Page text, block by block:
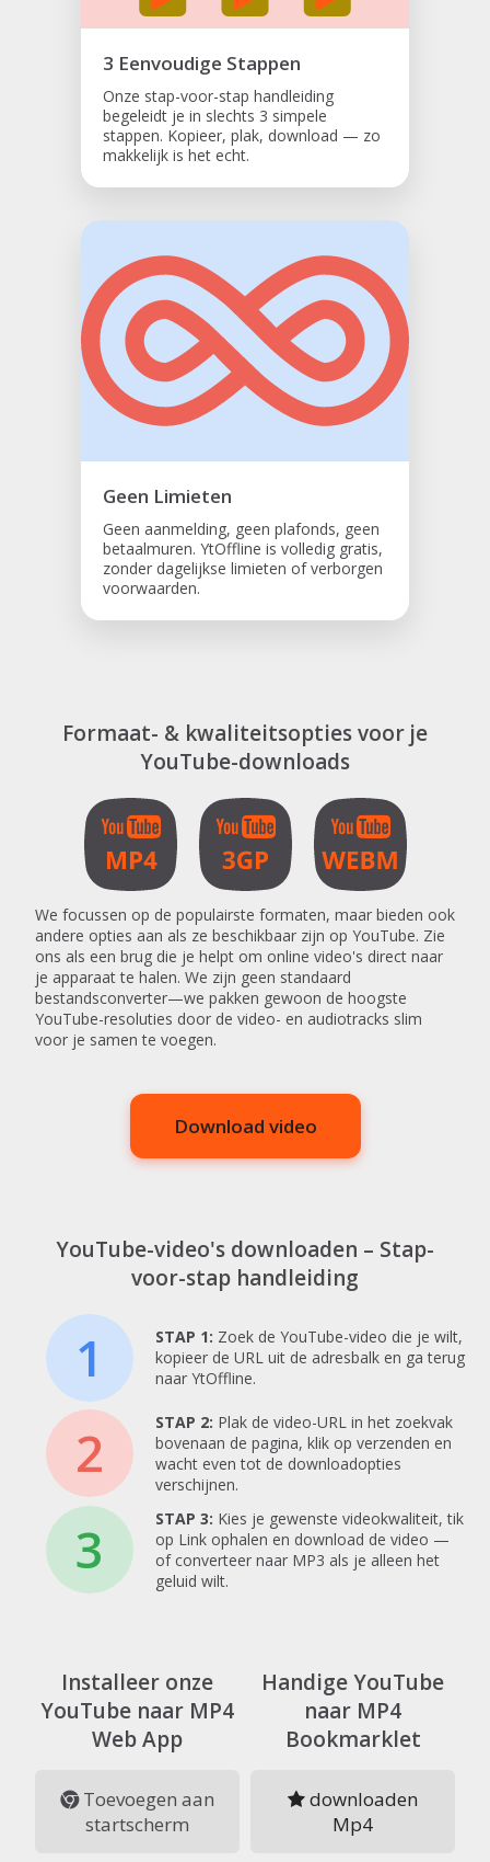
3 Eenvoudige Stappen
Onze stap-voor-stap handleiding
begeleidt je in slechts 3 simpele
stappen. Kopieer, plak, download — zo
makkelijk is het echt.
Geen Limieten
Geen aanmelding, geen plafonds, geen
betaalmuren. YtOffline is volledig gratis,
zonder dagelijkse limieten of verborgen
voorwaarden.
Formaat- & kwaliteitsopties voor je
YouTube-downloads
We focussen op de populairste formaten, maar bieden ook
andere opties aan als ze beschikbaar zijn op YouTube. Zie
ons als een brug die je helpt om online video's direct naar
je apparaat te halen. We zijn geen standaard
bestandsconverter—we pakken gewoon de hoogste
YouTube-resoluties door de video- en audiotracks slim
voor je samen te voegen.
Download video
YouTube-video's downloaden – Stap-
voor-stap handleiding
1 STAP 1: Zoek de YouTube-video die je wilt,
kopieer de URL uit de adresbalk en ga terug
naar YtOffline.
2 STAP 2: Plak de video-URL in het zoekvak
bovenaan de pagina, klik op verzenden en
wacht even tot de downloadopties
verschijnen.
3 STAP 3: Kies je gewenste videokwaliteit, tik
op Link ophalen en download de video —
of converteer naar MP3 als je alleen het
geluid wilt.
Installeer onze
YouTube naar MP4
Web App
Toevoegen aan
startscherm
Handige YouTube
naar MP4
Bookmarklet
downloaden
Mp4